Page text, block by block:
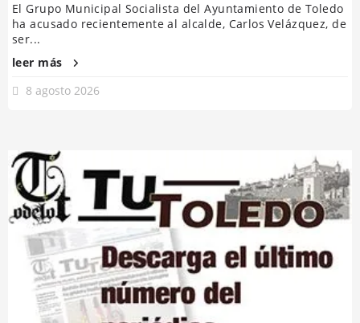
El Grupo Municipal Socialista del Ayuntamiento de Toledo
ha acusado recientemente al alcalde, Carlos Velázquez, de
ser...
leer más
8 agosto 2026